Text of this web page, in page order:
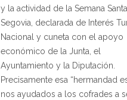
y la actividad de la Semana
Segovia, declarada de Interés
Nacional y cuneta con el apoyo
económico de la Junta, el
Ayuntamiento y la Diputación.
Precisamente esa “hermandad
nos ayudados a los cofrades a